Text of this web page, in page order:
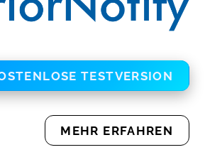
TESTVERSION
MEHR ERFAHREN